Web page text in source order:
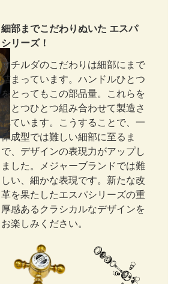
細部までこだわりぬいた エスパ
シリーズ！
マチルダのこだわりは細部にまで
詰まっています。ハンドルひとつ
をとってもこの部品量。これらを
ひとつひとつ組み合わせて製造さ
れています。こうすることで、一
体成型では難しい細部に至るま
で、デザインの表現力がアップし
ました。メジャーブランドでは難
しい、細かな表現です。新たな改
革を果たしたエスパシリーズの重
厚感あるクラシカルなデザインを
お楽しみください。